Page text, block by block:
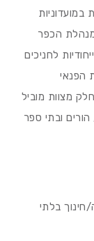
במועדוניות
מנהלת הכפר
לחניכים
הפנאי
מצוות מוביל
ובתי ספר
חינוך בלתי